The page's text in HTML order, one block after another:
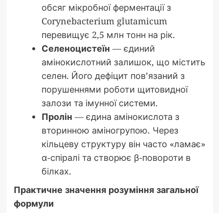
обсяг мікробної ферментації з
Corynebacterium glutamicum
перевищує 2,5 млн тонн на рік.
Селеноцистеїн — єдиний
амінокислотний залишок, що містить
селен. Його дефіцит пов’язаний з
порушеннями роботи щитовидної
залози та імунної системи.
Пролін — єдина амінокислота з
вторинною аміногрупою. Через
кільцеву структуру він часто «ламає»
α-спіралі та створює β-повороти в
білках.
Практичне значення розуміння загальної
формули